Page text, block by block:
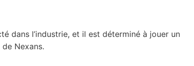
dans l’industrie, et il est déterminé à jouer un
Nexans.